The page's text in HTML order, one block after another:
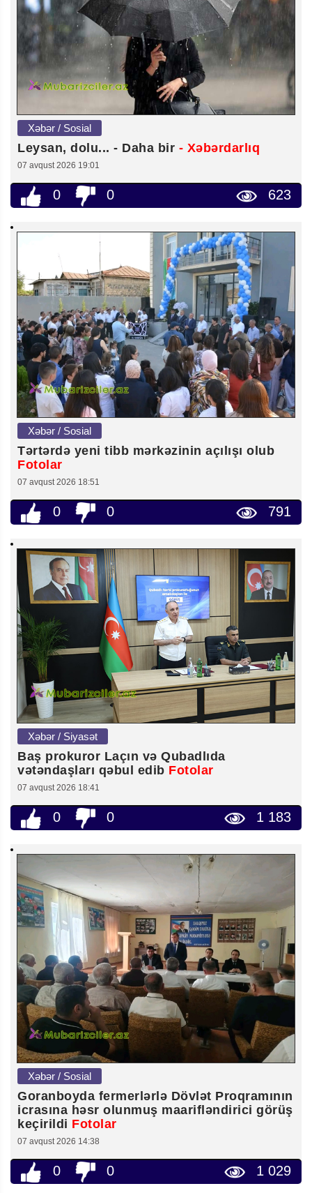
Xəbər / Sosial
Leysan, dolu... - Daha bir - Xəbərdarlıq
07 avqust 2026 19:01
0 0 623
Xəbər / Sosial
Tərtərdə yeni tibb mərkəzinin açılışı olub
Fotolar
07 avqust 2026 18:51
0 0 791
Xəbər / Siyasət
Baş prokuror Laçın və Qubadlıda
vətəndaşları qəbul edib Fotolar
07 avqust 2026 18:41
0 0 1 183
Xəbər / Sosial
Goranboyda fermerlərlə Dövlət Proqramının
icrasına həsr olunmuş maarifləndirici görüş
keçirildi Fotolar
07 avqust 2026 14:38
0 0 1 029